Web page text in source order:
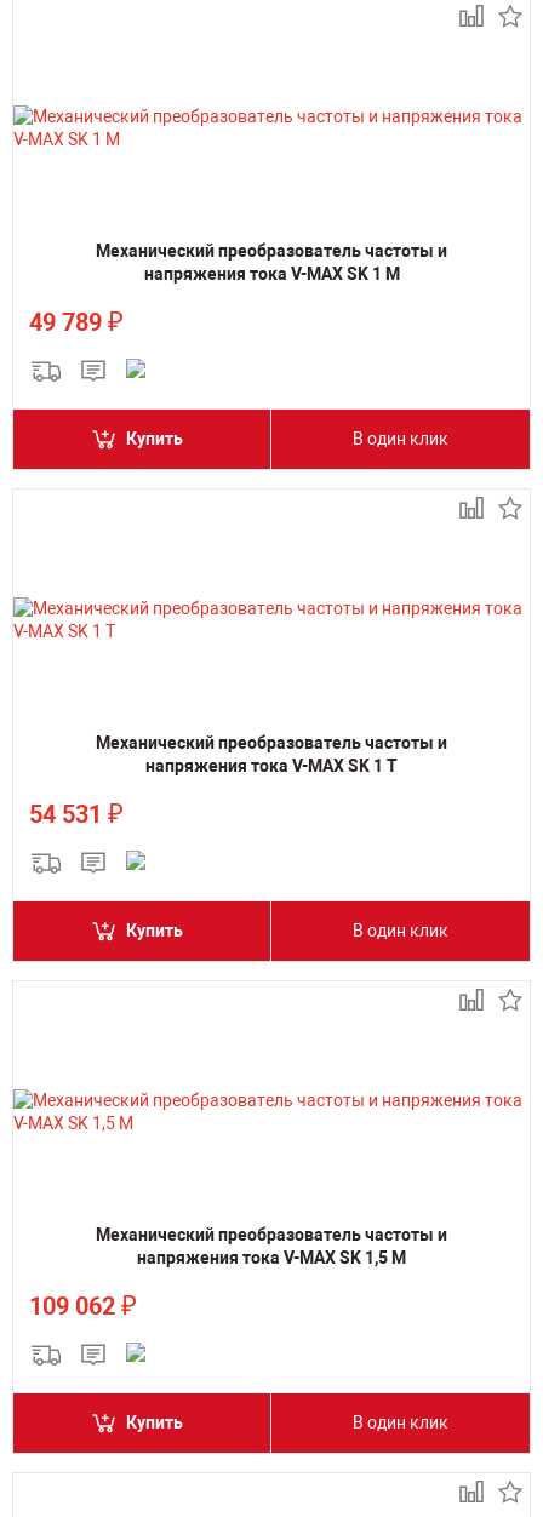
Механический преобразователь частоты и
напряжения тока V-MAX SK 1 M
49 789 ₽
Купить В один клик
Механический преобразователь частоты и
напряжения тока V-MAX SK 1 T
54 531 ₽
Купить В один клик
Механический преобразователь частоты и
напряжения тока V-MAX SK 1,5 M
109 062 ₽
Купить В один клик